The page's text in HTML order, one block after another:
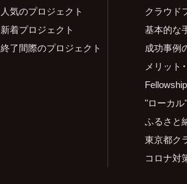
人気のプロジェクト
新着プロジェクト
終了間際のプロジェクト
クラウド
基本的な
成功事例
メリット
Fellowship
"ローカ
ふるさと
東京都ク
コロナ対